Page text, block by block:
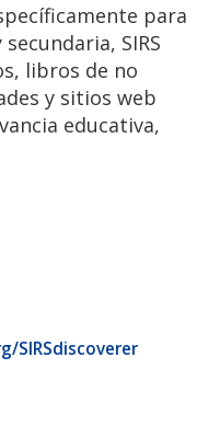
para
SIRS
libros de no
y sitios web
educativa,
SIRSdiscoverer